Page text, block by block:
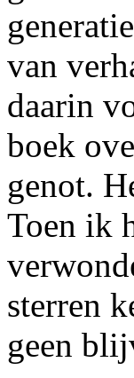
van
daarin
boek
genot.
Toen ik
sterren
geen